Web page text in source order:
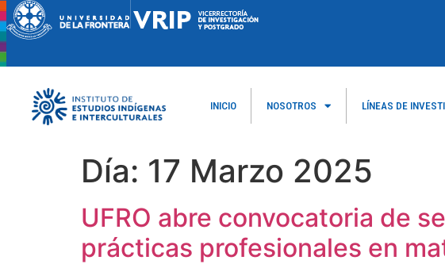
INICIO NOSOTROS LÍNEAS DE
Día: 17 Marzo 2025
UFRO abre convocatoria de
prácticas profesionales en